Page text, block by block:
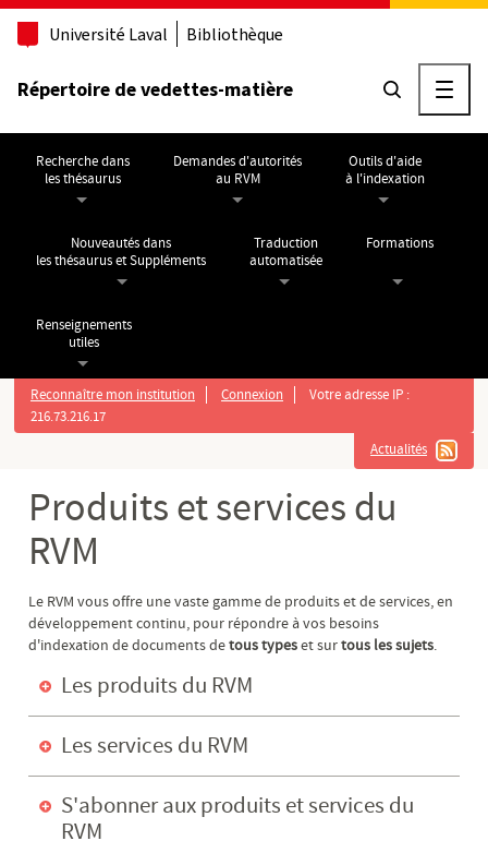
Université Laval Bibliothèque
Répertoire de vedettes-matière
Recherche dans
les thésaurus
Demandes d'autorités
au RVM
Outils d'aide
à l'indexation
Nouveautés dans
les thésaurus et Suppléments
Traduction
automatisée
Formations
Renseignements
utiles
Reconnaître mon institution Connexion
Votre adresse IP :
216.73.216.17
Actualités
Produits et services du
RVM
Le RVM vous offre une vaste gamme de produits et de services, en
développement continu, pour répondre à vos besoins
d'indexation de documents detous typeset surtous les sujets.
Les produits du RVM
Les services du RVM
S'abonner aux produits et services du
RVM